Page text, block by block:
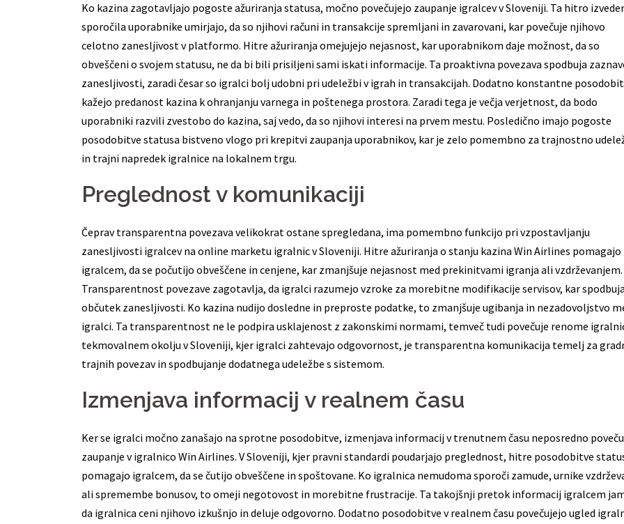
Ko kazina zagotavljajo pogoste ažuriranja statusa, močno povečujejo zaupanje igralcev v Sloveniji. Ta hitro
sporočila uporabnike umirjajo, da so njihovi računi in transakcije spremljani in zavarovani, kar povečuje njihovo
celotno zanesljivost v platformo. Hitre ažuriranja omejujejo nejasnost, kar uporabnikom daje možnost, da so
obveščeni o svojem statusu, ne da bi bili prisiljeni sami iskati informacije. Ta proaktivna povezava spodbuja
zanesljivosti, zaradi česar so igralci bolj udobni pri udeležbi v igrah in transakcijah. Dodatno konstantne
kažejo predanost kazina k ohranjanju varnega in poštenega prostora. Zaradi tega je večja verjetnost, da bodo
uporabniki razvili zvestobo do kazina, saj vedo, da so njihovi interesi na prvem mestu. Posledično imajo pogoste
posodobitve statusa bistveno vlogo pri krepitvi zaupanja uporabnikov, kar je zelo pomembno za trajnostno
in trajni napredek igralnice na lokalnem trgu.
Preglednost v komunikaciji
Čeprav transparentna povezava velikokrat ostane spregledana, ima pomembno funkcijo pri vzpostavljanju
zanesljivosti igralcev na online marketu igralnic v Sloveniji. Hitre ažuriranja o stanju kazina Win Airlines pomagajo
igralcem, da se počutijo obveščene in cenjene, kar zmanjšuje nejasnost med prekinitvami igranja ali vzdrževanjem.
Transparentnost povezave zagotavlja, da igralci razumejo vzroke za morebitne modifikacije servisov, kar spodbuja
občutek zanesljivosti. Ko kazina nudijo dosledne in preproste podatke, to zmanjšuje ugibanja in nezadovoljstvo
igralci. Ta transparentnost ne le podpira usklajenost z zakonskimi normami, temveč tudi povečuje renome
tekmovalnem okolju v Sloveniji, kjer igralci zahtevajo odgovornost, je transparentna komunikacija temelj za
trajnih povezav in spodbujanje dodatnega udeležbe s sistemom.
Izmenjava informacij v realnem času
Ker se igralci močno zanašajo na sprotne posodobitve, izmenjava informacij v trenutnem času neposredno
zaupanje v igralnico Win Airlines. V Sloveniji, kjer pravni standardi poudarjajo preglednost, hitre posodobitve
pomagajo igralcem, da se čutijo obveščene in spoštovane. Ko igralnica nemudoma sporoči zamude, urnike
ali spremembe bonusov, to omeji negotovost in morebitne frustracije. Ta takojšnji pretok informacij igralcem
da igralnica ceni njihovo izkušnjo in deluje odgovorno. Dodatno posodobitve v realnem času povečujejo ugled